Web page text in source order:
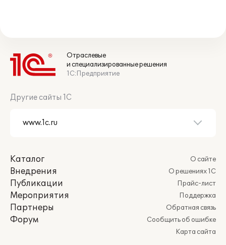
Отраслевые
и специализированные решения
1С:Предприятие
Другие сайты 1С
Каталог
Внедрения
Публикации
Мероприятия
Партнеры
Форум
О сайте
О решениях 1С
Прайс-лист
Поддержка
Обратная связь
Сообщить об ошибке
Карта сайта